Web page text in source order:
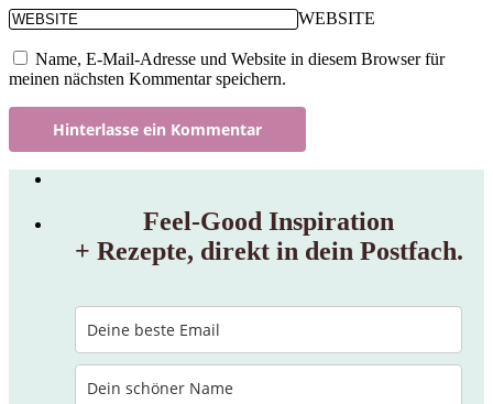
WEBSITE
Name, E-Mail-Adresse und Website in diesem Browser für
meinen nächsten Kommentar speichern.
Feel‑Good Inspiration
+ Rezepte, direkt in dein Postfach.